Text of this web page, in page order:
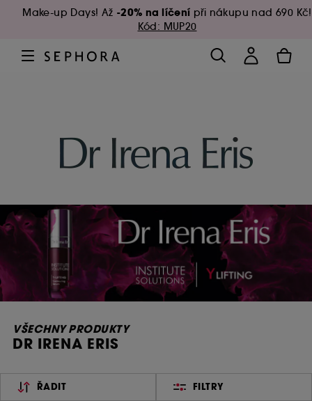
Make-up Days! Až -20% na líčení při nákupu nad 690 Kč!
Kód: MUP20
VŠECHNY PRODUKTY
DR IRENA ERIS
ŘADIT FILTRY